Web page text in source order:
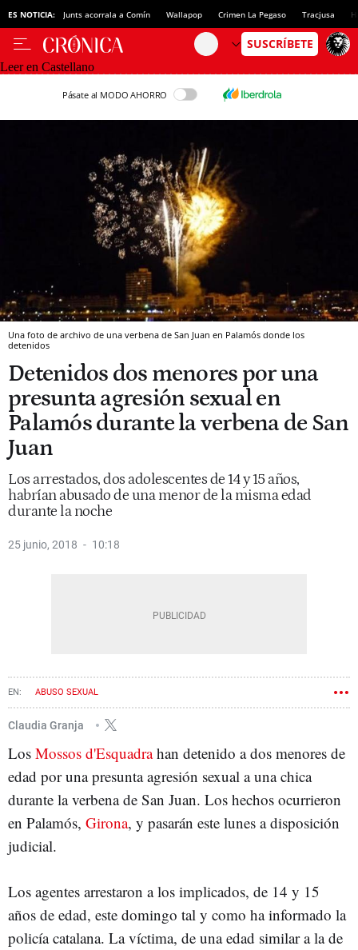
ES NOTICIA: Junts acorrala a Comín Wallapop Crimen La Pegaso Tracjusa
Leer en Castellano
Pásate al MODO AHORRO
Una foto de archivo de una verbena de San Juan en Palamós donde los
detenidos
Detenidos dos menores por una
presunta agresión sexual en
Palamós durante la verbena de San
Juan
Los arrestados, dos adolescentes de 14 y 15 años,
habrían abusado de una menor de la misma edad
durante la noche
25 junio, 2018 10:18
ABUSO SEXUAL
Claudia Granja
Los Mossos d'Esquadrahan detenido a dos menores de
edad por una presunta agresión sexual a una chica
durante la verbena de San Juan. Los hechos ocurrieron
en Palamós, Girona, y pasarán este lunes a disposición
judicial.
Los agentes arrestaron a los implicados, de 14 y 15
años de edad, este domingo tal y como ha informado la
policía catalana. La víctima, de una edad similar a la de